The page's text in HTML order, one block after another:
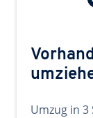
Umzug in